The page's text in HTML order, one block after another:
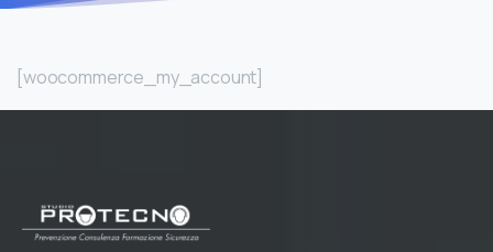
[woocommerce_my_account]